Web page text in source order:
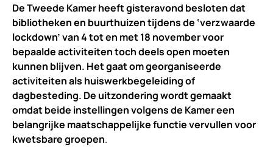
De Tweede Kamer heeft gisteravond besloten dat
bibliotheken en buurthuizen tijdens de ‘verzwaarde
lockdown’ van 4 tot en met 18 november voor
bepaalde activiteiten toch deels open moeten
kunnen blijven. Het gaat om georganiseerde
activiteiten als huiswerkbegeleiding of
dagbesteding. De uitzondering wordt gemaakt
omdat beide instellingen volgens de Kamer een
belangrijke maatschappelijke functie vervullen voor
kwetsbare groepen.